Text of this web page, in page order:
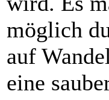
möglich
auf
eine